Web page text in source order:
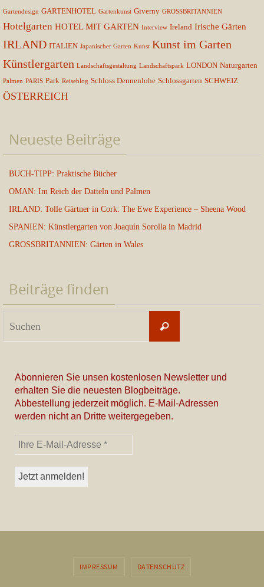
Gartendesign GARTENHOTEL Gartenkunst Giverny GROSSBRITANNIEN
Hotelgarten HOTEL MIT GARTEN Interview Ireland Irische Gärten
IRLAND ITALIEN Japanischer Garten Kunst Kunst im Garten
Künstlergarten Landschaftsgestaltung Landschaftspark LONDON Naturgarten
Palmen PARIS Park Reiseblog Schloss Dennenlohe Schlossgarten SCHWEIZ
ÖSTERREICH
Neueste Beiträge
BUCH-TIPP: Praktische Bücher
OMAN: Im Reich der Datteln und Palmen
IRLAND: Tolle Gärtner in Cork: The Ewe Experience – Sheena Wood
SPANIEN: Künstlergarten von Joaquín Sorolla in Madrid
GROSSBRITANNIEN: Gärten in Wales
Beiträge finden
Suchen
Abonnieren Sie unsen kostenlosen Newsletter und
erhalten Sie die neuesten Blogbeiträge.
Abbestellung jederzeit möglich. E-Mail-Adressen
werden nicht an Dritte weitergegeben.
IMPRESSUM DATENSCHUTZ